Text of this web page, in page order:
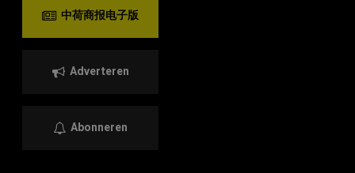
中荷商报电子版
Adverteren
Abonneren